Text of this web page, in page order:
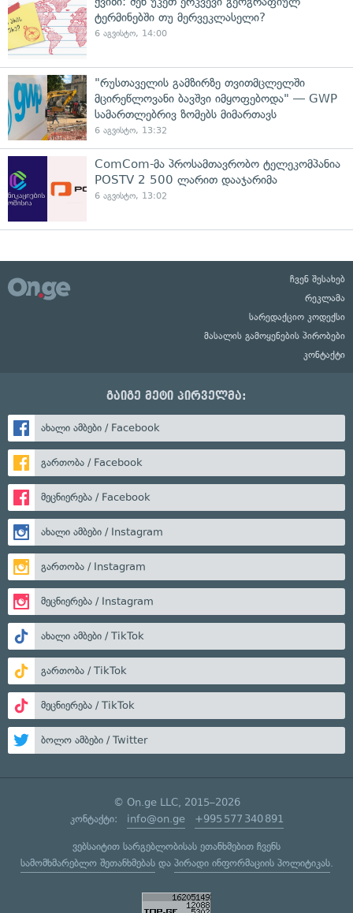
ტერმინებში თუ მერვეკლასელი?
6 აგვისტო, 14:00
"რუსთაველის გამზირზე თვითმცლელში
მცირეწლოვანი ბავშვი იმყოფებოდა" — GWP
სამართლებრივ ზომებს მიმართავს
6 აგვისტო, 13:32
ComCom-მა პროსამთავრობო ტელეკომპანია
POSTV 2 500 ლარით დააჯარიმა
6 აგვისტო, 13:02
ჩვენ შესახებ
რეკლამა
სარედაქციო კოდექსი
მასალის გამოყენების პირობები
კონტაქტი
გაიგე მეტი პირველმა:
ახალი ამბები / Facebook
გართობა / Facebook
მეცნიერება / Facebook
ახალი ამბები / Instagram
გართობა / Instagram
მეცნიერება / Instagram
ახალი ამბები / TikTok
გართობა / TikTok
მეცნიერება / TikTok
ბოლო ამბები / Twitter
© On.ge LLC, 2015–2026
კონტაქტი: info@on.ge +995 577 340 891
ვებსაიტით სარგებლობისას ეთანხმებით ჩვენს
სამომხმარებლო შეთანხმებასდა პირადი ინფორმაციის პოლიტიკას.